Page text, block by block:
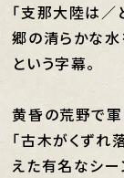
「支那大陸は
郷の清らかな水
という字幕。
黄昏の荒野で
「古木がくずれ
えた有名なシ